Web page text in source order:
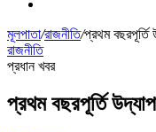
মূলপাতা/রাজনীতি/প্রথম বছরপূর্তি
রাজনীতি
প্রধান খবর
প্রথম বছরপূর্তি